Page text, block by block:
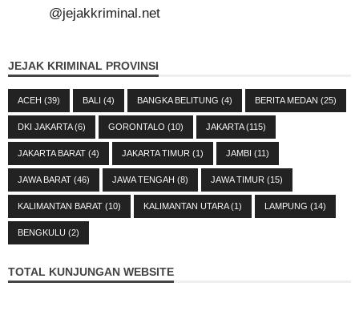
@jejakkriminal.net
JEJAK KRIMINAL PROVINSI
ACEH (39) BALI (4) BANGKA BELITUNG (4) BERITA MEDAN (25)
DKI JAKARTA(6) GORONTALO (10) JAKARTA(115)
JAKARTA BARAT (4) JAKARTA TIMUR (1) JAMBI (11)
JAWA BARAT (46) JAWA TENGAH (8) JAWA TIMUR (15)
KALIMANTAN BARAT (10) KALIMANTAN UTARA(1) LAMPUNG (14)
BENGKULU (2)
TOTAL KUNJUNGAN WEBSITE